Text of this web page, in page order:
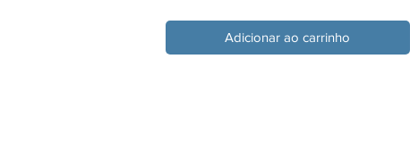
Adicionar ao carrinho